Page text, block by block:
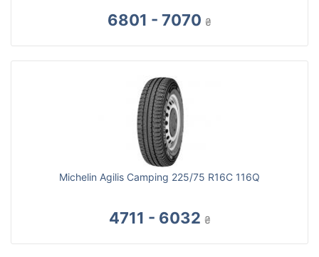
6801 - 7070 ₴
Michelin Agilis Camping 225/75 R16C 116Q
4711 - 6032 ₴